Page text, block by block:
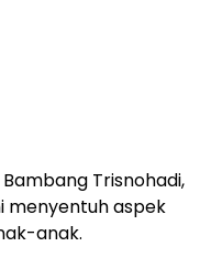
Trisnohadi,
menyentuh aspek
anak.